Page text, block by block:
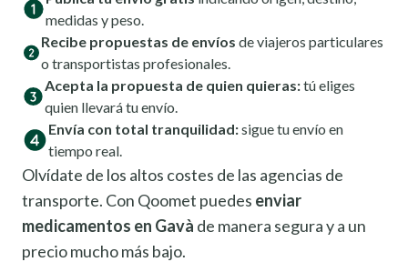
medidas y peso.
Recibe propuestas de envíos de viajeros particulares
o transportistas profesionales.
Acepta la propuesta de quien quieras:tú eliges
quien llevará tu envío.
Envía con total tranquilidad:sigue tu envío en
tiempo real.
Olvídate de los altos costes de las agencias de
transporte. Con Qoomet puedes enviar
medicamentos en Gavà de manera segura y a un
precio mucho más bajo.